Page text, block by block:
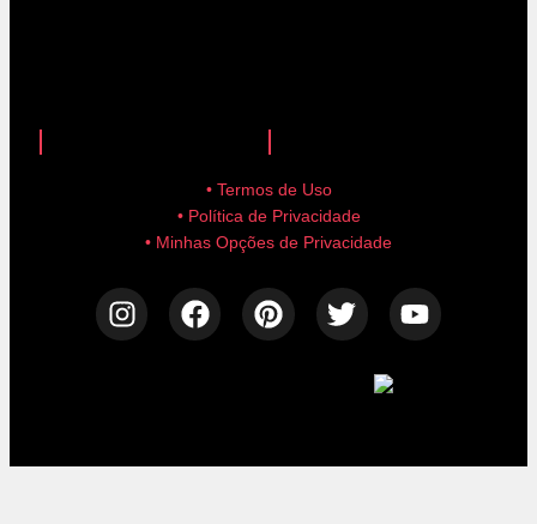
• Termos de Uso
• Política de Privacidade
• Minhas Opções de Privacidade